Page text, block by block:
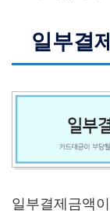
일부결
일부결제금액